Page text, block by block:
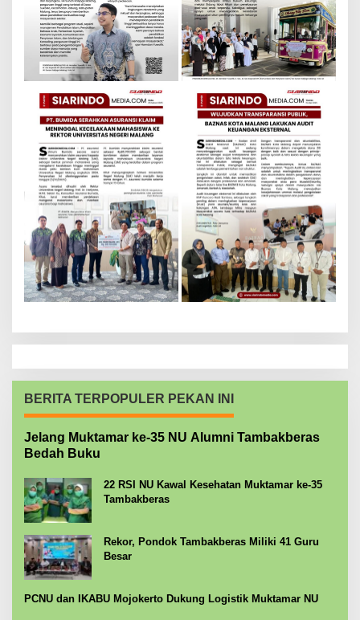
BERITA TERPOPULER PEKAN INI
Jelang Muktamar ke-35 NU Alumni Tambakberas
Bedah Buku
22 RSI NU Kawal Kesehatan Muktamar ke-35
Tambakberas
Rekor, Pondok Tambakberas Miliki 41 Guru
Besar
PCNU dan IKABU Mojokerto Dukung Logistik Muktamar NU